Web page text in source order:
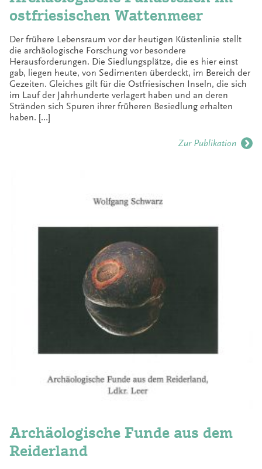
ostfriesischen Wattenmeer
Der frühere Lebensraum vor der heutigen Küstenlinie stellt
die archäologische Forschung vor besondere
Herausforderungen. Die Siedlungsplätze, die es hier einst
gab, liegen heute, von Sedimenten überdeckt, im Bereich der
Gezeiten. Gleiches gilt für die Ostfriesischen Inseln, die sich
im Lauf der Jahrhunderte verlagert haben und an deren
Stränden sich Spuren ihrer früheren Besiedlung erhalten
haben. […]
Zur Publikation
Archäologische Funde aus dem
Reiderland